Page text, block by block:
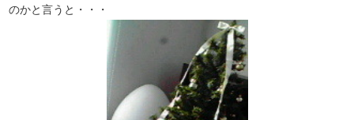
のかと言うと・・・